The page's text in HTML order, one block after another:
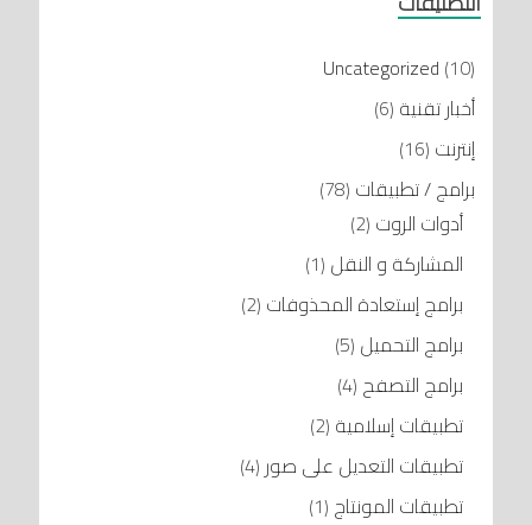
Uncategorized (10)
أخبار تقنية (6)
إنترنت (16)
برامج / تطبيقات (78)
أدوات الروت (2)
المشاركة و النقل (1)
برامج إستعادة المحذوفات (2)
برامج التحميل (5)
برامج التصفح (4)
تطبيقات إسلامية (2)
تطبيقات التعديل على صور (4)
تطبيقات المونتاج (1)